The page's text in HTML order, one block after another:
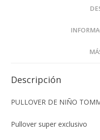
Descripción
PULLOVER DE NIÑO
Pullover super exclusivo